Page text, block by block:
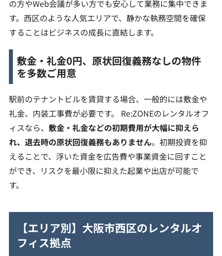
の方やWeb会議が多い方でも安心して業務に集中できま
す。西区のような人気エリアで、静かな執務空間を確保
することはビジネスの成長に直結します。
敷金・礼金0円、原状回復義務なしの物件
を多数ご用意
駅前のテナントビルを賃貸する場合、一般的には敷金や
礼金、内装工事費が必要です。 Re:ZONEのレンタルオフ
ィスなら、 敷金・礼金などの初期費用が大幅に抑えら
れ、退去時の原状回復義務もありません。初期投資を抑
えることで、浮いた資金を広告費や事業資金に回すこと
ができ、リスクを最小限に抑えた起業や出店が可能で
す。
【エリア別】大阪市西区のレンタルオ
フィス拠点